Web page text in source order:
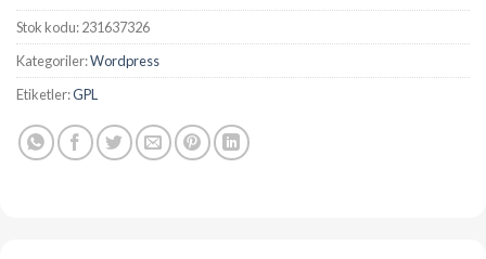
Stok kodu:231637326
Kategoriler:Wordpress
Etiketler:GPL